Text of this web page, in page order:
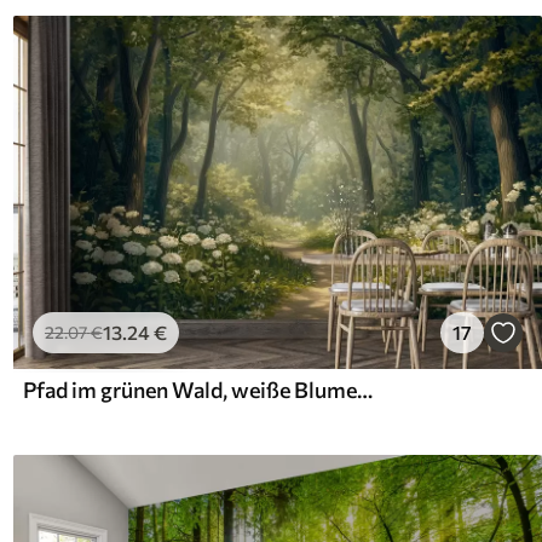
22.07€13.24€ 17
Pfad im grünen Wald, weiße Blumen, Sonnenlicht, Acryl-Stil Zeichnung